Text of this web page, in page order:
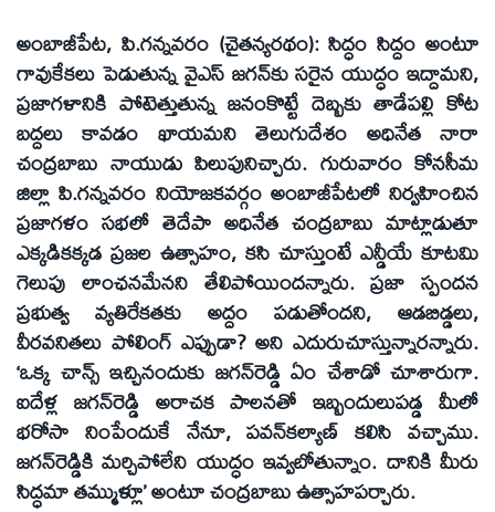
అంబాజీపేట, పి.గన్నవరం (చైతన్యరథం): సిద్ధం సిద్దం అంటూ
గావుకేకలు పెడుతున్న వైఎస్‌ జగన్‌కు సరైన యుద్ధం ఇద్దామని,
ప్రజాగళానికి పోటెత్తుతున్న జనంకొట్టే దెబ్బకు తాడేపల్లి కోట
బద్దలు కావడం ఖాయమని తెలుగుదేశం అధినేత నారా
చంద్రబాబు నాయుడు పిలుపునిచ్చారు. గురువారం కోనసీమ
జిల్లా పి.గన్నవరం నియోజకవర్గం అంబాజీపేటలో నిర్వహించిన
ప్రజాగళం సభలో తెదేపా అధినేత చంద్రబాబు మాట్లాడుతూ
ఎక్కడికక్కడ ప్రజల ఉత్సాహం, కసి చూస్తుంటే ఎన్డీయే కూటమి
గెలుపు లాంఛనమేనని తేలిపోయిందన్నారు. ప్రజా స్పందన
ప్రభుత్వ వ్యతిరేకతకు అద్దం పడుతోందని, ఆడబిడ్డలు,
వీరవనితలు పోలింగ్‌ ఎప్పుడా? అని ఎదురుచూస్తున్నారన్నారు.
‘ఒక్క చాన్స్‌ ఇచ్చినందుకు జగన్‌రెడ్డి ఏం చేశాడో చూశారుగా.
ఐదేళ్ల జగన్‌రెడ్డి అరాచక పాలనతో ఇబ్బందులుపడ్డ మీలో
భరోసా నింపేందుకే నేనూ, పవన్‌కల్యాణ్‌ కలిసి వచ్చాము.
జగన్‌రెడ్డికి మర్చిపోలేని యుద్ధం ఇవ్వబోతున్నాం. దానికి మీరు
సిద్ధమా తమ్ముళ్లూ’ అంటూ చంద్రబాబు ఉత్సాహపర్చారు.